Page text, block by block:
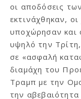
οι αποδόσεις
εκτινάχθηκαν,
υποχώρησαν και
υψηλό την
σε «ασφαλή
διαμάχη του
Τραμπ με την
την